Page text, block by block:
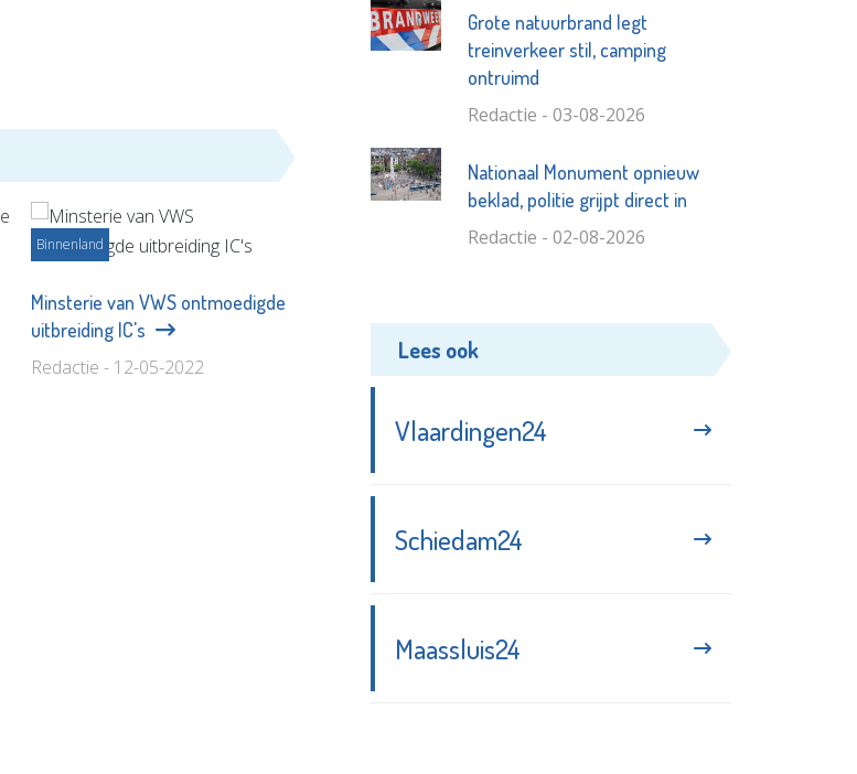
Binnenland
Minsterie van VWS ontmoedigde
uitbreiding IC's
Redactie - 12-05-2022
Grote natuurbrand legt
treinverkeer stil, camping
ontruimd
Redactie - 03-08-2026
Nationaal Monument opnieuw
beklad, politie grijpt direct in
Redactie - 02-08-2026
Lees ook
Vlaardingen24
Schiedam24
Maassluis24